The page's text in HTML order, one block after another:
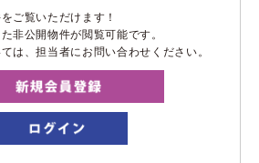
ご覧いただけます！
非公開物件が閲覧可能です。
は、担当者にお問い合わせください。